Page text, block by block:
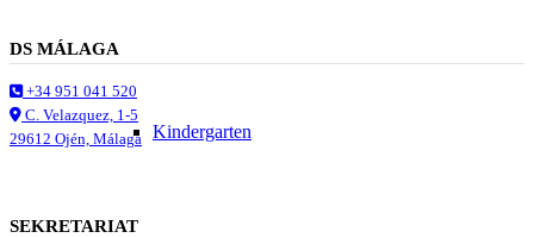
Kindergarten
DS MÁLAGA
+34 951 041 520
C. Velazquez, 1-5
29612 Ojén, Málaga
SEKRETARIAT